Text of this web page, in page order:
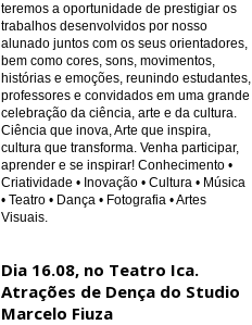
teremos a oportunidade de prestigiar os
trabalhos desenvolvidos por nosso
alunado juntos com os seus orientadores,
bem como cores, sons, movimentos,
histórias e emoções, reunindo estudantes,
professores e convidados em uma grande
celebração da ciência, arte e da cultura.
Ciência que inova, Arte que inspira,
cultura que transforma. Venha participar,
aprender e se inspirar! Conhecimento •
Criatividade • Inovação • Cultura • Música
• Teatro • Dança • Fotografia • Artes
Visuais.
Dia 16.08, no Teatro Ica.
Atrações de Dença do Studio
Marcelo Fiuza